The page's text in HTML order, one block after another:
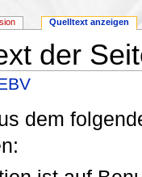
der
dem
Quelltext anzeigen